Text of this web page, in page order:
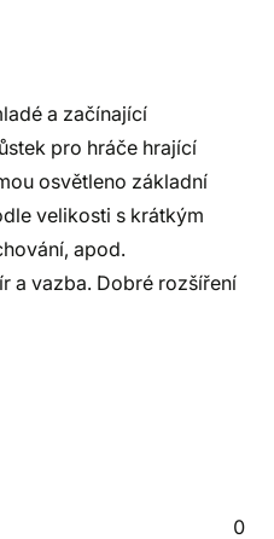
a začínající
pro hráče hrající
osvětleno základní
velikosti s krátkým
apod.
a vazba. Dobré rozšíření
0